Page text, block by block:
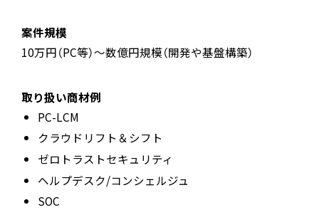
案件規模
10万円（PC等）～数億円規模（開発や基盤構築）
取り扱い商材例
PC-LCM
クラウドリフト＆シフト
ゼロトラストセキュリティ
ヘルプデスク/コンシェルジュ
SOC